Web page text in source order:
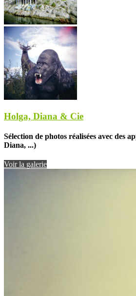
Holga, Diana & Cie
Sélection de photos réalisées avec des
Diana, ...)
Voir la galerie